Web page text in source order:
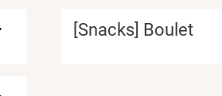
[Snacks] Boulet